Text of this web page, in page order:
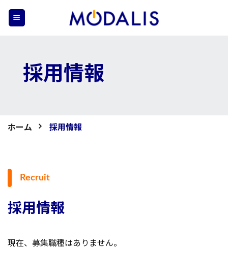
採用情報
ホーム 採用情報
Recruit
採用情報
現在、募集職種はありません。